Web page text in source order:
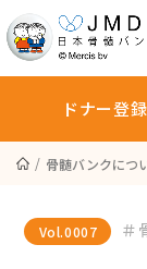
ドナー登
ついて知る
骨髄バンクにつ
Vol.0007 ＃